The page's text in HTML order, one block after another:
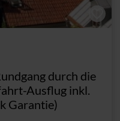
durch die
Ausflug inkl.
Garantie)